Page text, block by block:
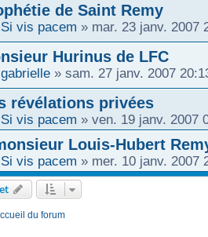
de Saint Remy
Si vis pacem » mar. 23 janv. 2007
Hurinus de LFC
gabrielle » sam. 27 janv. 2007
révélations privées
Si vis pacem » ven. 19 janv. 2007
Louis-Hubert
Si vis pacem » mer. 10 janv. 2007
du forum